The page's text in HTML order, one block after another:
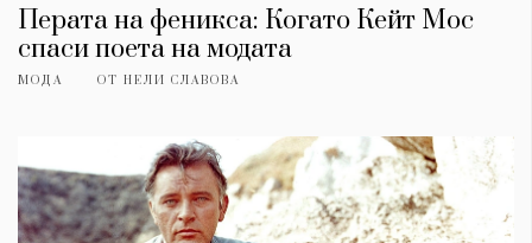
Перата на феникса: Когато Кейт Мос
спаси поета на модата
МОДА ОТ НЕЛИ СЛАВОВА